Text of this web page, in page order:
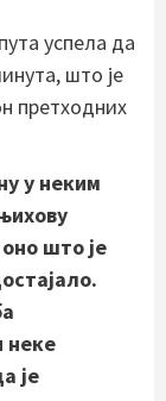
успела да
што је
претходних
у неким
што је
неке
је